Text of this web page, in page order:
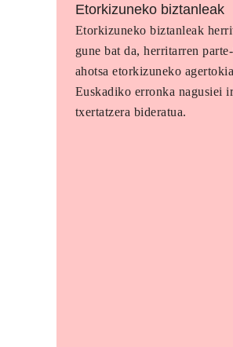
Etorkizuneko biztanleak
Etorkizuneko biztanleak
gune bat da, herritarren
ahotsa etorkizuneko
Euskadiko erronka nagusiei
txertatzera bideratua.